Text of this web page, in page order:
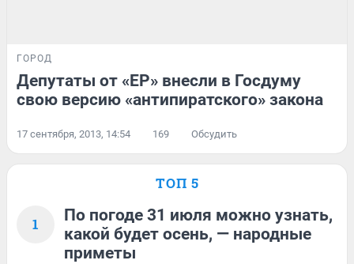
ГОРОД
Депутаты от «ЕР» внесли в Госдуму
свою версию «антипиратского» закона
17 сентября, 2013, 14:54 169 Обсудить
ТОП 5
1
По погоде 31 июля можно узнать,
какой будет осень, — народные
приметы